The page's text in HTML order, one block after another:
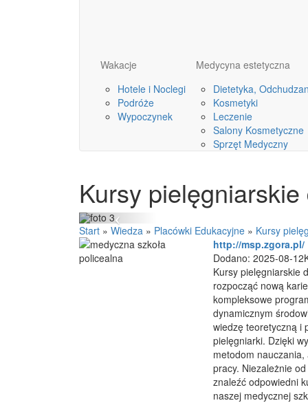
Wakacje
Hotele i Noclegi
Podróże
Wypoczynek
Medycyna estetyczna
Dietetyka,
Kosmetyki
Leczenie
Salony Kosmetyczne
Sprzęt Medyczny
Kursy pielęgniarskie
Start » Wiedza » Placówki Edukacyjne » Kursy
http://msp.zgora.pl/
Dodano: 2025-08-12
Kursy pielęgniarskie
rozpocząć nową
kompleksowe
dynamicznym
wiedzę teoretyczną i
pielęgniarki. Dzięki
metodom
pracy. Niezależnie
znaleźć odpowiedni
naszej medycznej